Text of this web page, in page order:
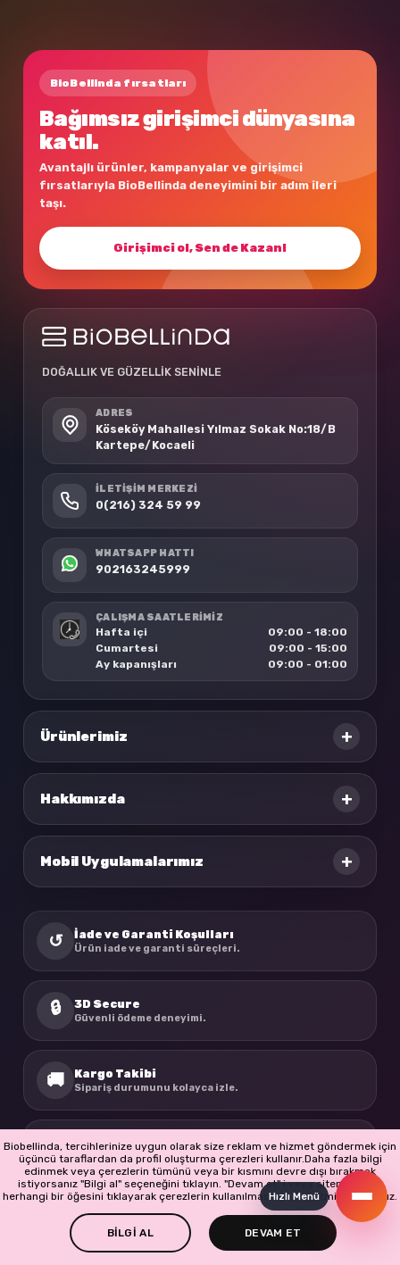
BioBellinda fırsatları
Bağımsız girişimci dünyasına
katıl.
Avantajlı ürünler, kampanyalar ve girişimci
fırsatlarıyla BioBellinda deneyimini bir adım ileri
taşı.
Girişimci ol, Sen de Kazan!
DOĞALLIK VE GÜZELLİK SENİNLE
ADRES
Köseköy Mahallesi Yılmaz Sokak No:18/B
Kartepe/Kocaeli
İLETIŞIM MERKEZI
0(216) 324 59 99
WHATSAPP HATTI
902163245999
ÇALIŞMA SAATLERİMİZ
Hafta içi
09:00 - 18:00
Cumartesi
09:00 - 15:00
Ay kapanışları
09:00 - 01:00
Ürünlerimiz +
Hakkımızda +
Mobil Uygulamalarımız +
↺ İade ve Garanti Koşulları
Ürün iade ve garanti süreçleri.
🔒 3D Secure
Güvenli ödeme deneyimi.
🚚 Kargo Takibi
Sipariş durumunu kolayca izle.
☘ BioBellinda
Doğadan ilham alan ürünler.
Biobellinda, tercihlerinize uygun olarak size reklam ve hizmet göndermek için
üçüncü taraflardan da profil oluşturma çerezleri kullanır.Daha fazla bilgi
edinmek veya çerezlerin tümünü veya bir kısmını devre dışı bırakmak
istiyorsanız "Bilgi al" seçeneğini tıklayın. "Devam et" i veya sitenin başka
herhangi bir öğesini tıklayarak çerezlerin kullanılmasını kabul etmiş olursunuz.
BİLGİ AL DEVAM ET
Hızlı Menü